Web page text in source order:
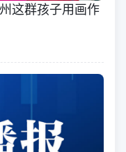
这群孩子用画作